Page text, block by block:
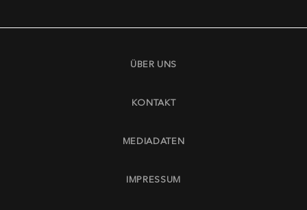
ÜBER UNS
KONTAKT
MEDIADATEN
IMPRESSUM